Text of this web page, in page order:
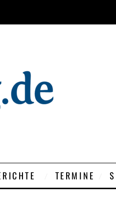
TERMINE